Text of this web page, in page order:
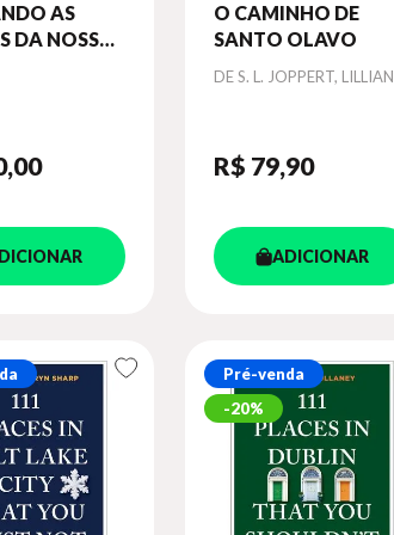
AS
DA NOSSA
,00
O CAMINHO DE
SANTO OLAVO
Autor
DE S. L. JOPPERT, LILLIAN
R$ 79,90
ADICIONAR
Pré-venda
20%